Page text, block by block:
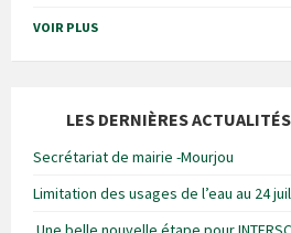
VOIR PLUS
LES DERNIÈRES ACTUALITÉS
Secrétariat de mairie -Mourjou
Limitation des usages de l’eau au 24